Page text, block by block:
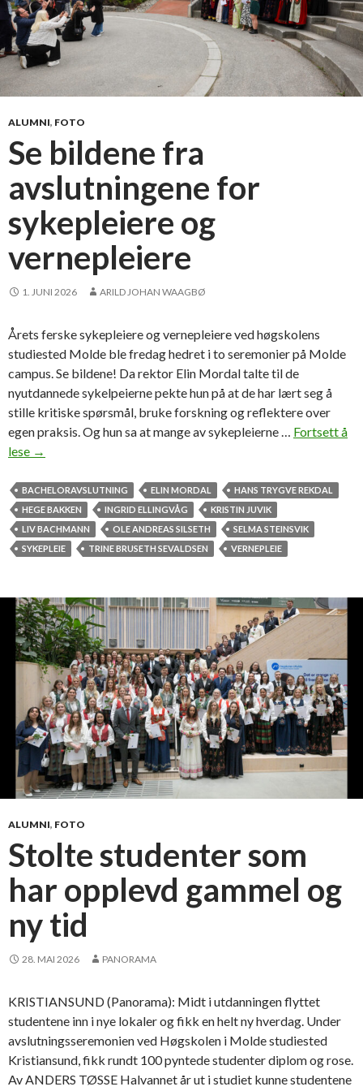
ALUMNI, FOTO
Se bildene fra
avslutningene for
sykepleiere og
vernepleiere
1. JUNI 2026 ARILD JOHAN WAAGBØ
Årets ferske sykepleiere og vernepleiere ved høgskolens
studiested Molde ble fredag hedret i to seremonier på Molde
campus. Se bildene! Da rektor Elin Mordal talte til de
nyutdannede sykelpeierne pekte hun på at de har lært seg å
stille kritiske spørsmål, bruke forskning og reflektere over
egen praksis. Og hun sa at mange av sykepleierne … Fortsett å
lese S
b
i
l
d
e
f
r
a
v
s
l
n
i
g
n
e
f
o
s
y
k
e
p
→
BACHELORAVSLUTNING ELIN MORDAL
HANS TRYGVE REKDAL
HEGE BAKKEN
INGRID ELLINGVÅG
KRISTIN JUVIK
LIV BACHMANN
OLE ANDREAS SILSETH
SELMA STEINSVIK
SYKEPLEIE
TRINE BRUSETH SEVALDSEN VERNEPLEIE
ALUMNI, FOTO
Stolte studenter som
har opplevd gammel og
ny tid
28. MAI 2026 PANORAMA
KRISTIANSUND (Panorama): Midt i utdanningen flyttet
studentene inn i nye lokaler og fikk en helt ny hverdag. Under
avslutningsseremonien ved Høgskolen i Molde studiested
Kristiansund, fikk rundt 100 pyntede studenter diplom og rose.
Av ANDERS TØSSE Halvannet år ut i studiet kunne studentene